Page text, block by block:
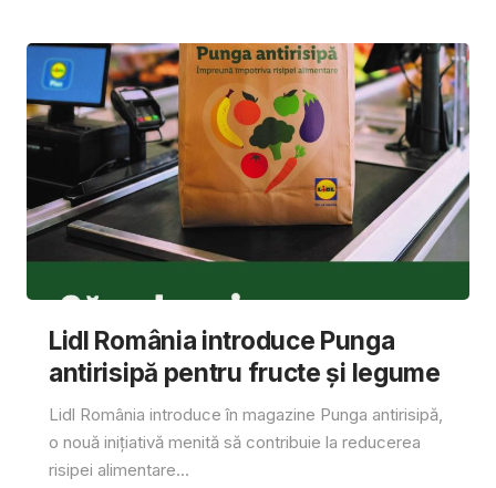
Lidl România introduce Punga
antirisipă pentru fructe și legume
Lidl România introduce în magazine Punga antirisipă,
o nouă inițiativă menită să contribuie la reducerea
risipei alimentare...